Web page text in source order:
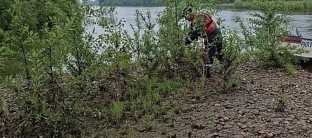
Происшествия
11.06.2026 08:48522